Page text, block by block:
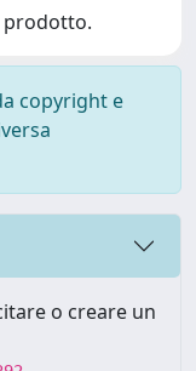
prodotto.
copyright e
o creare un